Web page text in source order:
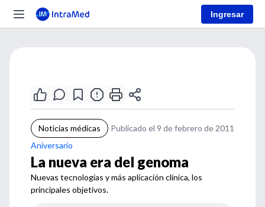
Ingresar
Noticias médicas
Publicado el 9 de febrero de 2011
Aniversario
La nueva era del genoma
Nuevas tecnologías y más aplicación clínica, los
principales objetivos.